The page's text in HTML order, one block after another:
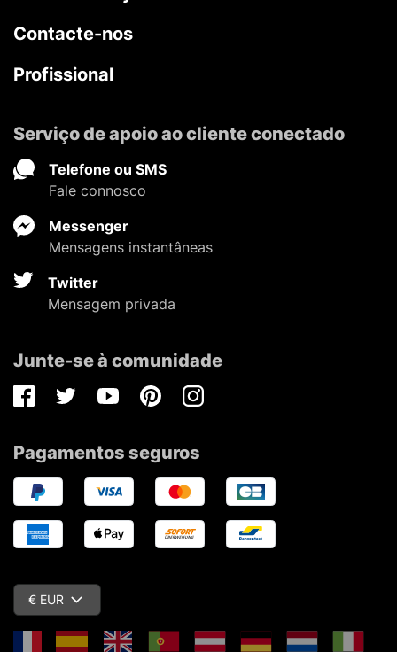
Contacte-nos
Profissional
Serviço de apoio ao cliente conectado
Telefone ou SMS
Fale connosco
Messenger
Mensagens instantâneas
Twitter
Mensagem privada
Junte-se à comunidade
FacebookTwitterYoutubePinterestInstagram
Pagamentos seguros
€ EUR